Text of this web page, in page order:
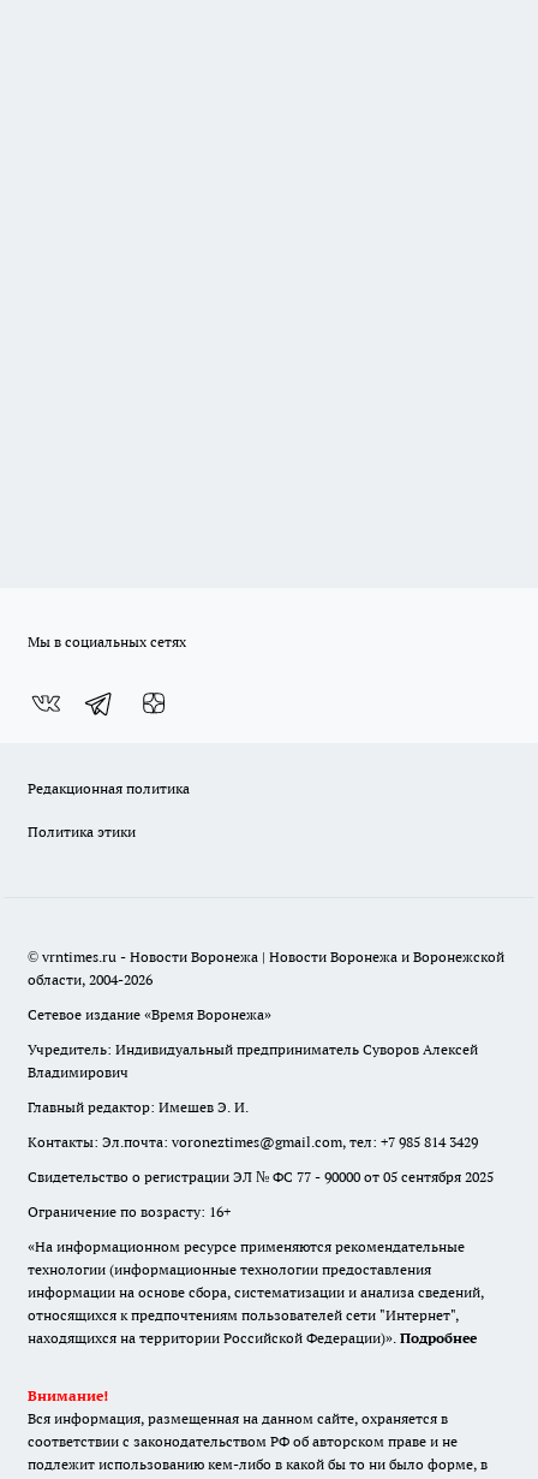
Мы в социальных сетях
Редакционная политика
Политика этики
© vrntimes.ru - Новости Воронежа | Новости Воронежа и Воронежской
области, 2004-2026
Сетевое издание «Время Воронежа»
Учредитель: Индивидуальный предприниматель Суворов Алексей
Владимирович
Главный редактор: Имешев Э. И.
Контакты: Эл.почта: voroneztimes@gmail.com, тел: +7 985 814 3429
Свидетельство о регистрации ЭЛ № ФС 77 - 90000 от 05 сентября 2025
Ограничение по возрасту: 16+
«На информационном ресурсе применяются рекомендательные
технологии (информационные технологии предоставления
информации на основе сбора, систематизации и анализа сведений,
относящихся к предпочтениям пользователей сети "Интернет",
находящихся на территории Российской Федерации)». Подробнее
Внимание!
Вся информация, размещенная на данном сайте, охраняется в
соответствии с законодательством РФ об авторском праве и не
подлежит использованию кем-либо в какой бы то ни было форме, в